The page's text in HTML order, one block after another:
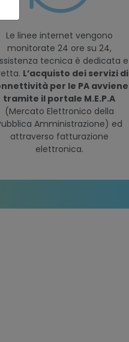
Le linee internet vengono
monitorate 24 ore su 24,
tecnica è dedicata e
L’acquisto dei servizi di
per le PA avviene
tramite il portale M.E.P.A
(Mercato Elettronico della
Amministrazione) ed
attraverso fatturazione
elettronica.